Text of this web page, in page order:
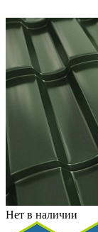
Нет в наличии